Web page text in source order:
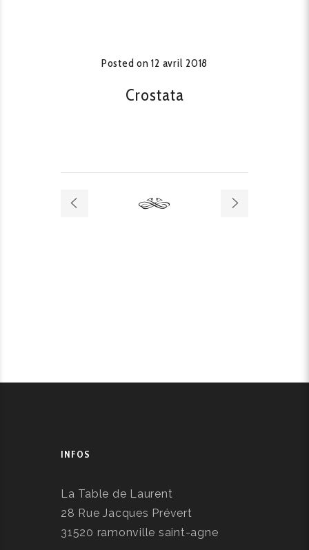
Posted on12 avril 2018
Crostata
INFOS
La Table de Laurent
28 Rue Jacques Prévert
31520 ramonville saint-agne